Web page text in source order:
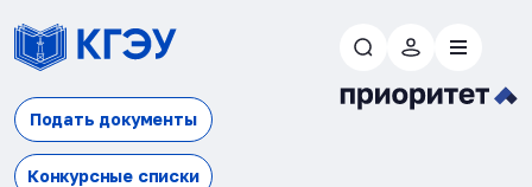
Подать документы
Конкурсные списки